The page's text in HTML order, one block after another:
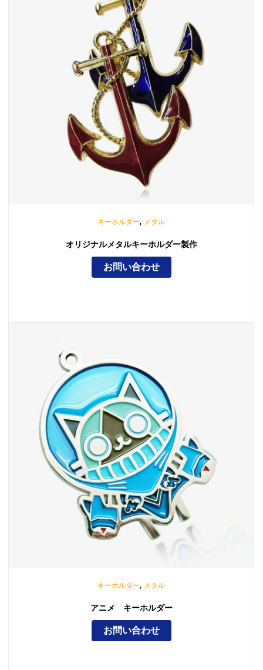
キーホルダー, メタル
オリジナルメタルキーホルダー製作
お問い合わせ
キーホルダー, メタル
アニメ キーホルダー
お問い合わせ